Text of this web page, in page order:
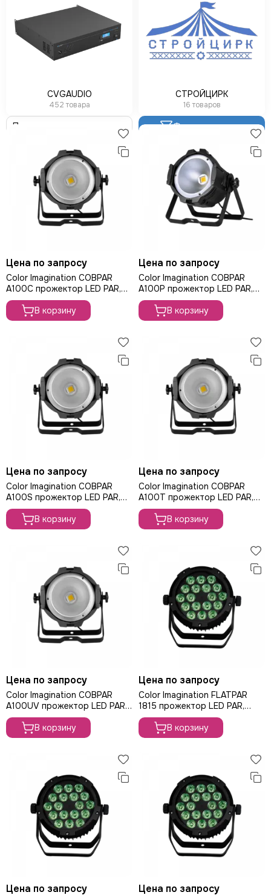
CVGAUDIO
452 товара
СТРОЙЦИРК
16 товаров
Фильтр товаров
Цена по запросу
Color Imagination COBPAR
A100C прожектор LED PAR,
100Вт
В корзину
Цена по запросу
Color Imagination COBPAR
A100P прожектор LED PAR,
100Вт
В корзину
Цена по запросу
Color Imagination COBPAR
A100S прожектор LED PAR,
100Вт
В корзину
Цена по запросу
Color Imagination COBPAR
A100T прожектор LED PAR,
100Вт
В корзину
Цена по запросу
Color Imagination COBPAR
A100UV прожектор LED PAR,
100Вт
В корзину
Цена по запросу
Color Imagination FLATPAR
1815 прожектор LED PAR,
270Вт
В корзину
Цена по запросу Цена по запросу